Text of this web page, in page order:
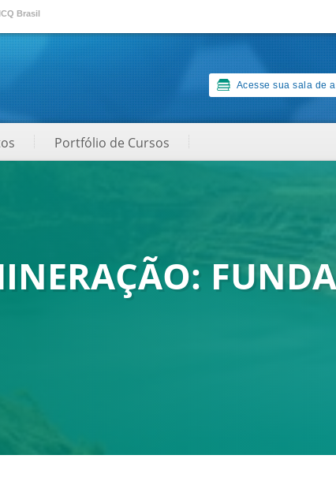
ICQ Brasil
Acesse sua sala de
Portfólio de Cursos